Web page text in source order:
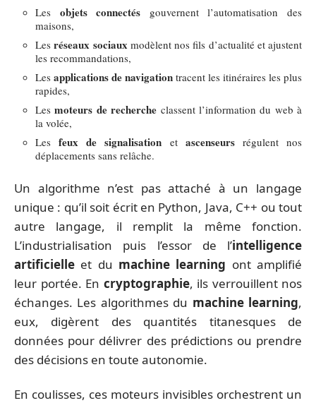
Les objets connectés gouvernent l’automatisation des
maisons,
Lesréseaux sociauxmodèlent nos fils d’actualité et ajustent
les recommandations,
Les applications de navigation tracent les itinéraires les plus
rapides,
Lesmoteurs de recherche classent l’information du web à
la volée,
Lesfeux de signalisation et ascenseursrégulent nos
déplacements sans relâche.
Un algorithme n’est pas attaché à un langage
unique : qu’il soit écrit en Python, Java, C++ ou tout
autre langage, il remplit la même fonction.
L’industrialisation puis l’essor de l’intelligence
artificielle et du machine learning ont amplifié
leur portée. En cryptographie, ils verrouillent nos
échanges. Les algorithmes du machine learning,
eux, digèrent des quantités titanesques de
données pour délivrer des prédictions ou prendre
des décisions en toute autonomie.
En coulisses, ces moteurs invisibles orchestrent un